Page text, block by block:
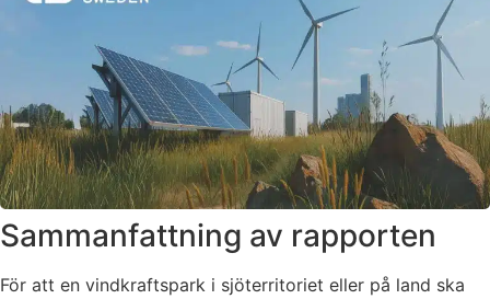
Sammanfattning av rapporten
För att en vindkraftspark i sjöterritoriet eller på land ska